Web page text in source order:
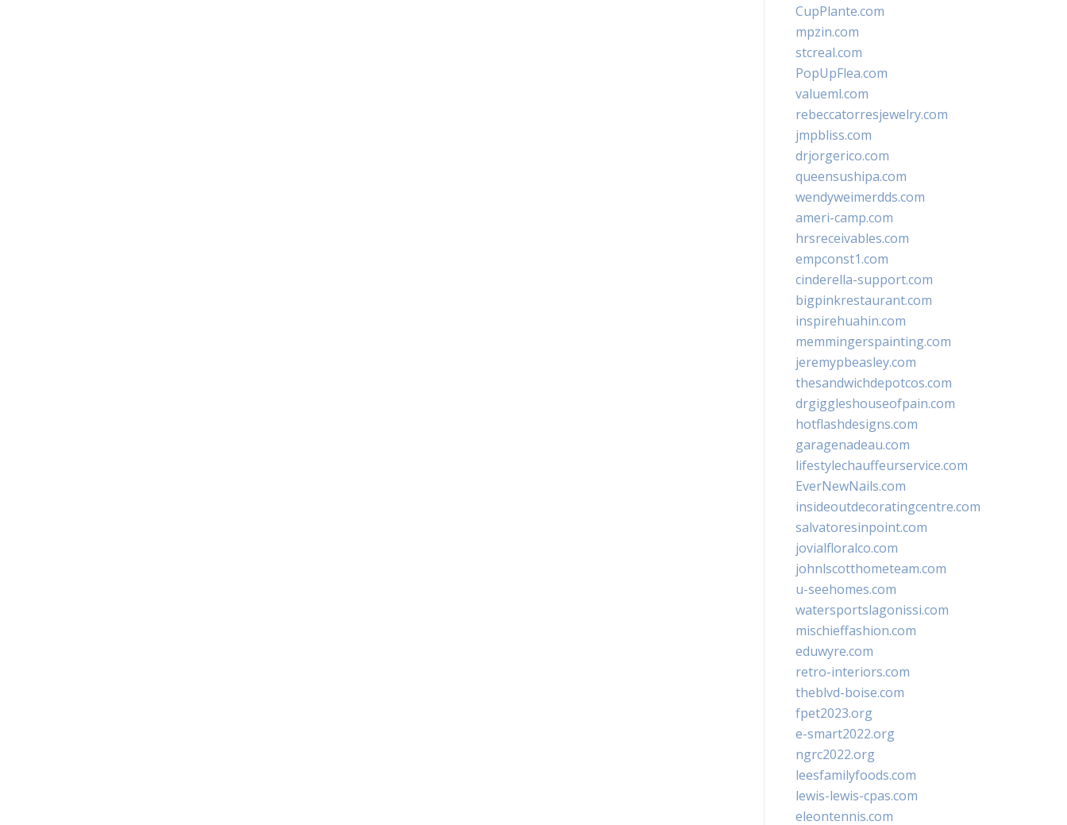
CupPlante.com
mpzin.com
stcreal.com
PopUpFlea.com
valueml.com
rebeccatorresjewelry.com
jmpbliss.com
drjorgerico.com
queensushipa.com
wendyweimerdds.com
ameri-camp.com
hrsreceivables.com
empconst1.com
cinderella-support.com
bigpinkrestaurant.com
inspirehuahin.com
memmingerspainting.com
jeremypbeasley.com
thesandwichdepotcos.com
drgiggleshouseofpain.com
hotflashdesigns.com
garagenadeau.com
lifestylechauffeurservice.com
EverNewNails.com
insideoutdecoratingcentre.com
salvatoresinpoint.com
jovialfloralco.com
johnlscotthometeam.com
u-seehomes.com
watersportslagonissi.com
mischieffashion.com
eduwyre.com
retro-interiors.com
theblvd-boise.com
fpet2023.org
e-smart2022.org
ngrc2022.org
leesfamilyfoods.com
lewis-lewis-cpas.com
eleontennis.com